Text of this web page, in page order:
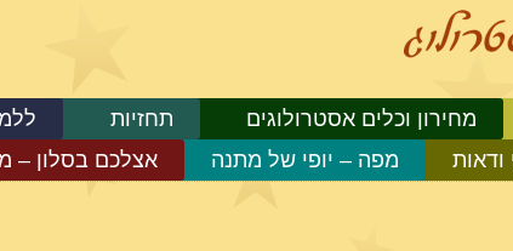
מחירון וכלים אסטרולוגים תחזיות
מפה – יופי של מתנה אצלכם בסלון –